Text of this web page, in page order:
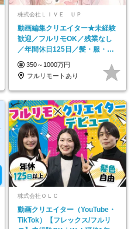
株式会社ＬＩＶＥ ＵＰ
動画編集クリエイター★未経験
歓迎／フルリモOK／残業なし
／年間休日125日／髪・服・ネ
イル自由／研修充実で安心
350～1000万円
フルリモートあり
株式会社ＯＬＣ
動画クリエイター（YouTube・
TikTok）【フレックス/フルリ